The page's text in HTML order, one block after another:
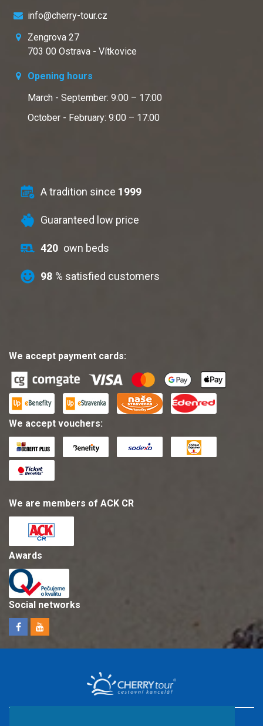
info@cherry-tour.cz
Zengrova 27
703 00 Ostrava - Vítkovice
Opening hours
March - September: 9:00 – 17:00
October - February: 9:00 – 17:00
A tradition since 1999
Guaranteed low price
420 own beds
98 % satisfied customers
We accept payment cards:
We accept vouchers:
We are members of ACK CR
Awards
Social networks